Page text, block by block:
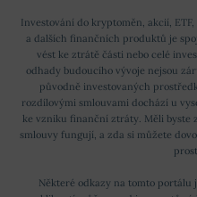
Investování do kryptoměn, akcií,
a dalších finančních produktů je
vést ke ztrátě části nebo celé
odhady budoucího vývoje nejsou
původně investovaných
rozdílovými smlouvami dochází u
ke vzniku finanční ztráty. Měli byste
smlouvy fungují, a zda si můžete
Některé odkazy na tomto